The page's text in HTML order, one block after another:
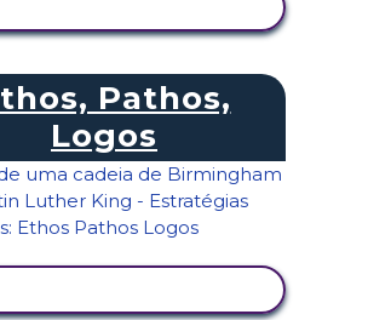
Pathos,
Logos